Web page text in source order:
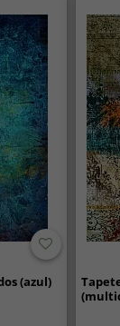
(azul)